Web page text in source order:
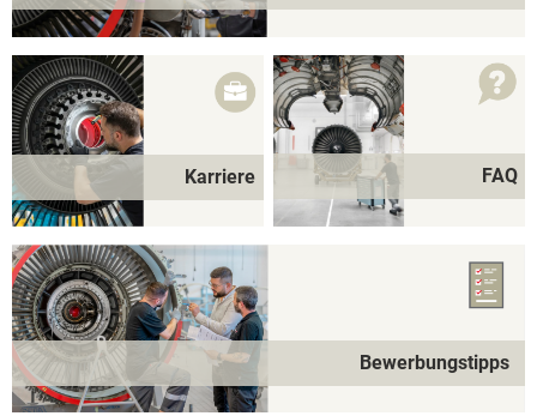
Karriere FAQ
Bewerbungstipps